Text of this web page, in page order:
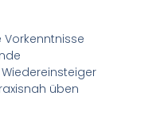
Vorkenntnisse
üben